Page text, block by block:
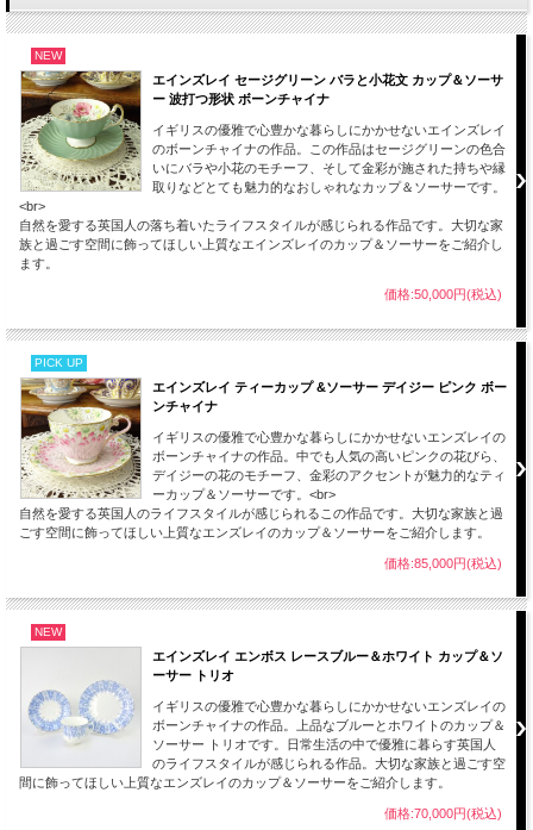
白と臙脂色の上に金彩でツタ文様、とても人気のあるリボン、ガーランドのデザイ
ンが全体的に施され、ハンドルは英国で流行したブロークン・ループハンドルを用
いた大変豪華で気品あるカップ＆ソーサー。 コレクションやインテリアにいかが
でしょうか。
口径：約10.3cm
高さ：約5.8cm
ソーサー
直径：約15.1cm
高さ：約2.2cm
【状態】
ヒビや欠け、スレもほどんどなく使用感がほとんどみられない全体的に良い状態の
作品です。製造時の色の付着、転写ムラ、経年保管上のわずかなスレやキズ等ござ
いますがこれからも飾って十分に楽しんでいただける素晴らしいカップ＆ソーサー
です。画像をご覧いただき全体をご確認ください。
経年使用上、保管上の小キズ、薄汚れ、スレ等は新品（デッドストック品）をのぞ
いてはヴィンテージの味わいとしてご了承願います。また、製作時のくっつき、小
さな穴、色の付着等がある場合がございますのでこちらも古いものをご理解いただ
エインズレイの初期のものは手描きされていますがその後、転写紙と手描きを用い
た数多くの作品がございます。
この作品は後者のものとなります。
日常生活を心豊かにしていくれる上質で素晴らしいデザインの作品をこの機会にコ
レクションにいかがでしょうか。
■当店では、多数あるエインズレイの商品の中から特にデザイン性や質の高いもの
を厳選し取り揃えております。
■当方で扱うアンティーク商品、ヴィンテージ品はすべてインテリアとして輸入し
NEW
エインズレイ セージグリーン バラと小花文 カップ＆ソーサ
ー 波打つ形状 ボーンチャイナ
イギリスの優雅で心豊かな暮らしにかかせないエインズレイ
のボーンチャイナの作品。この作品はセージグリーンの色合
いにバラや小花のモチーフ、そして金彩が施された持ちや縁
取りなどとても魅力的なおしゃれなカップ＆ソーサーです。
<br>
自然を愛する英国人の落ち着いたライフスタイルが感じられる作品です。大切な家
族と過ごす空間に飾ってほしい上質なエインズレイのカップ＆ソーサーをご紹介し
ます。
価格:50,000円(税込)
PICK UP
エインズレイ ティーカップ &ソーサー デイジー ピンク ボー
ンチャイナ
イギリスの優雅で心豊かな暮らしにかかせないエンズレイの
ボーンチャイナの作品。中でも人気の高いピンクの花びら、
デイジーの花のモチーフ、金彩のアクセントが魅力的なティ
ーカップ＆ソーサーです。<br>
自然を愛する英国人のライフスタイルが感じられるこの作品です。大切な家族と過
ごす空間に飾ってほしい上質なエンズレイのカップ＆ソーサーをご紹介します。
価格:85,000円(税込)
NEW
エインズレイ エンボス レースブルー＆ホワイト カップ＆ソ
ーサー トリオ
イギリスの優雅で心豊かな暮らしにかかせないエンズレイの
ボーンチャイナの作品。上品なブルーとホワイトのカップ＆
ソーサー トリオです。日常生活の中で優雅に暮らす英国人
のライフスタイルが感じられる作品。大切な家族と過ごす空
間に飾ってほしい上質なエンズレイのカップ＆ソーサーをご紹介します。
価格:70,000円(税込)